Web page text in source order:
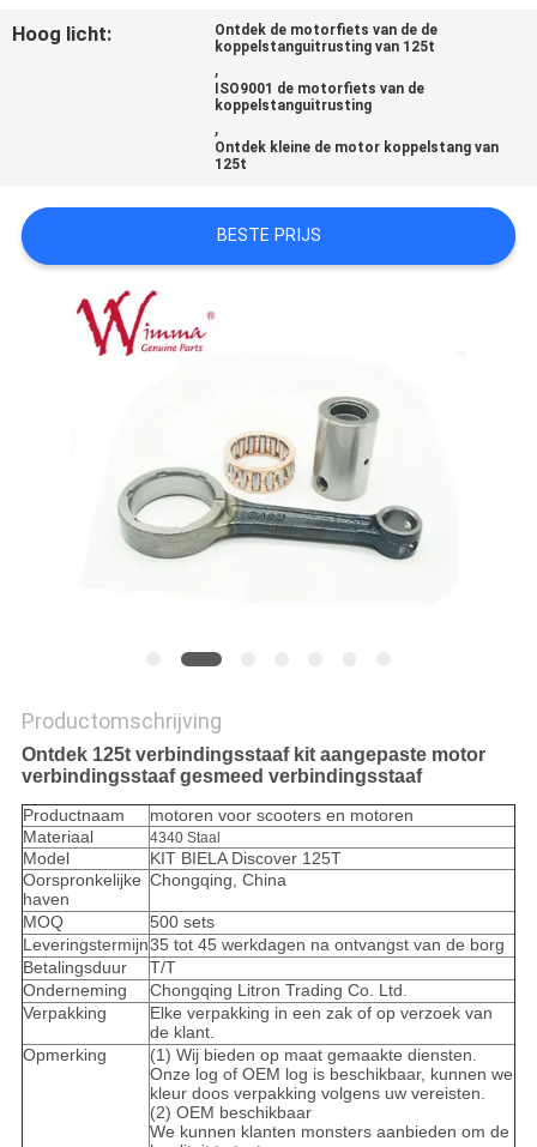
Hoog licht:
Ontdek de motorfiets van de de
koppelstanguitrusting van 125t
,
ISO9001 de motorfiets van de
koppelstanguitrusting
,
Ontdek kleine de motor koppelstang van
125t
BESTE PRIJS
Productomschrijving
Ontdek 125t verbindingsstaaf kit aangepaste motor
verbindingsstaaf gesmeed verbindingsstaaf
Productnaam
motoren voor scooters en motoren
Materiaal
4340 Staal
Model
KIT BIELA Discover 125T
Oorspronkelijke
haven
Chongqing, China
MOQ
500 sets
Leveringstermijn35 tot 45 werkdagen na ontvangst van de borg
Betalingsduur
T/T
Onderneming
Chongqing Litron Trading Co. Ltd.
Verpakking
Elke verpakking in een zak of op verzoek van
de klant.
Opmerking
(1) Wij bieden op maat gemaakte diensten.
Onze log of OEM log is beschikbaar, kunnen we
kleur doos verpakking volgens uw vereisten.
(2) OEM beschikbaar
We kunnen klanten monsters aanbieden om de